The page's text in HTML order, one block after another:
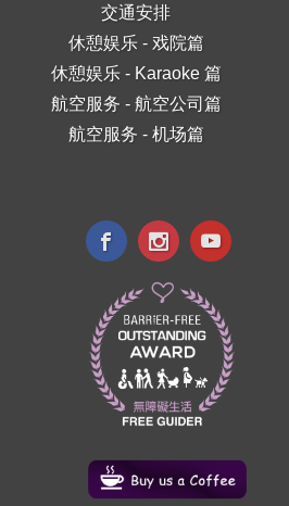
交通安排
休憩娱乐 - 戏院篇
休憩娱乐 - Karaoke 篇
航空服务 - 航空公司篇
航空服务 - 机场篇